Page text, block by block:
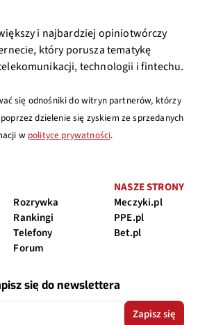
i najbardziej opiniotwórczy
który porusza tematykę
technologii i fintechu.
się odnośniki do witryn partnerów, którzy
dzielenie się zyskiem ze sprzedanych
w polityce prywatności.
Rozrywka
Rankingi
Telefony
Forum
NASZE STRONY
Meczyki.pl
PPE.pl
Bet.pl
się do newslettera
Zapisz się